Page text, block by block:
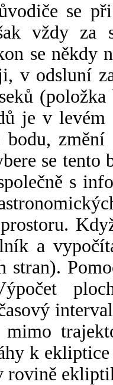
se
vždy za
se někdy
v odsluní
je v
se tento
s
a
stran).
k
rovině